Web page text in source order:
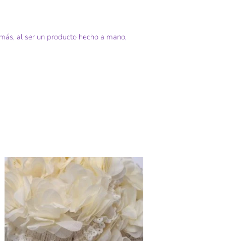
al ser un producto hecho a mano,